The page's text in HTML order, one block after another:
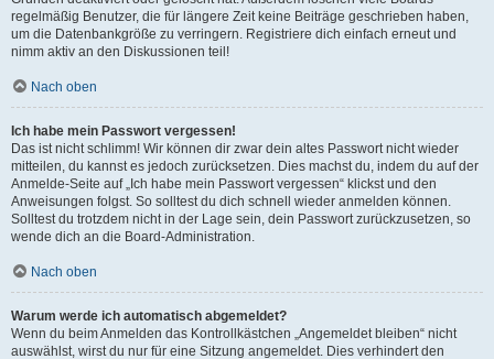
regelmäßig Benutzer, die für längere Zeit keine Beiträge geschrieben haben,
um die Datenbankgröße zu verringern. Registriere dich einfach erneut und
nimm aktiv an den Diskussionen teil!
Nach oben
Ich habe mein Passwort vergessen!
Das ist nicht schlimm! Wir können dir zwar dein altes Passwort nicht wieder
mitteilen, du kannst es jedoch zurücksetzen. Dies machst du, indem du auf der
Anmelde-Seite auf „Ich habe mein Passwort vergessen“ klickst und den
Anweisungen folgst. So solltest du dich schnell wieder anmelden können.
Solltest du trotzdem nicht in der Lage sein, dein Passwort zurückzusetzen, so
wende dich an die Board-Administration.
Nach oben
Warum werde ich automatisch abgemeldet?
Wenn du beim Anmelden das Kontrollkästchen „Angemeldet bleiben“ nicht
auswählst, wirst du nur für eine Sitzung angemeldet. Dies verhindert den